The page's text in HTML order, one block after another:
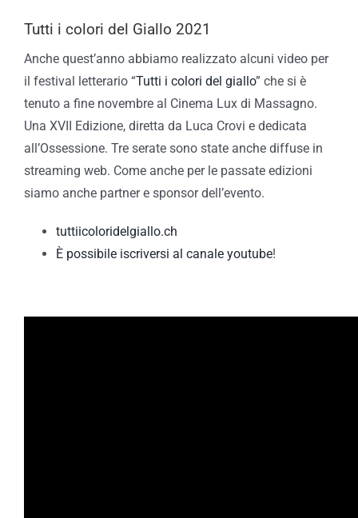
Tutti i colori del Giallo 2021
Anche quest’anno abbiamo realizzato alcuni video per
il festival letterario “Tutti i colori del giallo” che si è
tenuto a fine novembre al Cinema Lux di Massagno.
Una XVII Edizione, diretta da Luca Crovi e dedicata
all’Ossessione. Tre serate sono state anche diffuse in
streaming web. Come anche per le passate edizioni
siamo anche partner e sponsor dell’evento.
tuttiicoloridelgiallo.ch
È possibile iscriversi al canale youtube!